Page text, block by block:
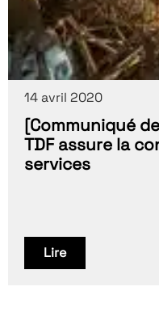
14 avril 2020
[Communiqué
TDF assure la
services
Lire